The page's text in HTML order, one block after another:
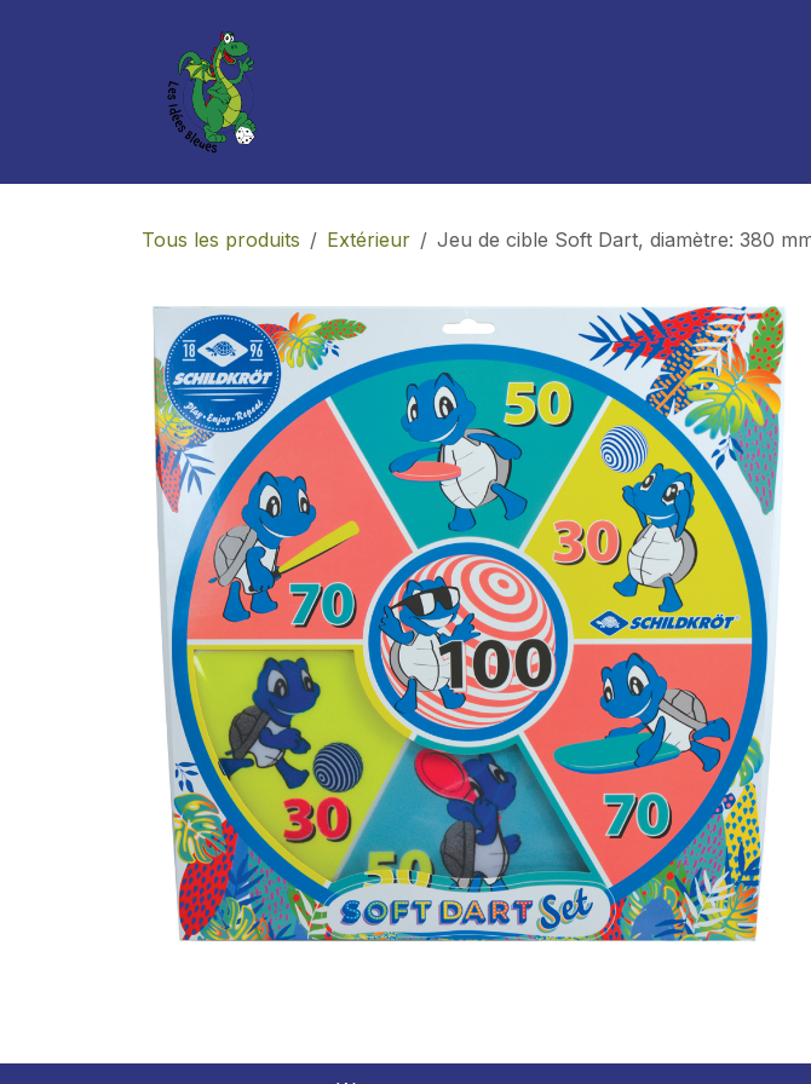
Tous les produits Extérieur Jeu de cible Soft Dart, diamètre: 380